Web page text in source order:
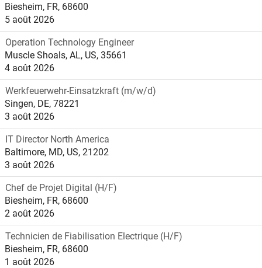
Biesheim, FR, 68600
5 août 2026
Operation Technology Engineer
Muscle Shoals, AL, US, 35661
4 août 2026
Werkfeuerwehr-Einsatzkraft (m/w/d)
Singen, DE, 78221
3 août 2026
IT Director North America
Baltimore, MD, US, 21202
3 août 2026
Chef de Projet Digital (H/F)
Biesheim, FR, 68600
2 août 2026
Technicien de Fiabilisation Electrique (H/F)
Biesheim, FR, 68600
1 août 2026